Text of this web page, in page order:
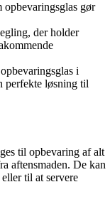
opbevaringsglas gør
der holder
i
perfekte løsning til
til opbevaring af alt
aftensmaden. De kan
til at servere